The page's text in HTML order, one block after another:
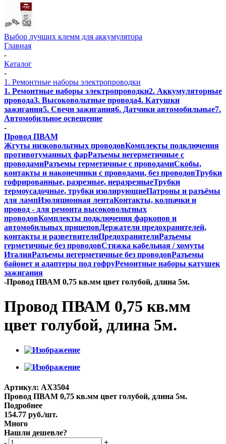
Выбор лучших клемм для аккумулятора
Главная
-
Каталог
-
1. Ремонтные наборы электропроводки
1. Ремонтные наборы электропроводки2. Аккумуляторные
провода3. Высоковольтные провода4. Катушки
зажигания5. Свечи зажигания6. Датчики автомобильные7.
Автомобильное освещение
-
Провод ПВАМ
Жгуты низковольтных проводовКомплекты подключения
противотуманных фарРазъемы негерметичные с
проводамиРазъемы герметичные с проводамиСкобы,
контакты и наконечники с проводами, без проводовТрубки
гофрированные, разрезные, неразрезныеТрубки
термоусадочные, трубки изолирующиеПатроны и разъёмы
для лампИзоляционная лентаКонтакты, колпачки и
провод - для ремонта высоковольтных
проводовКомплекты подключения фаркопов и
автомобильных прицеповДержатели предохранителей,
контакты и разветвителиПредохранителиРазъемы
герметичные без проводовСтяжка кабельная / хомуты
ИталияРазъемы негерметичные без проводовРазъемы
байонет и адаптеры под гофруРемонтные наборы катушек
зажигания
-Провод ПВАМ 0,75 кв.мм цвет голубой, длина 5м.
Провод ПВАМ 0,75 кв.мм
цвет голубой, длина 5м.
Артикул: AX3504
Провод ПВАМ 0,75 кв.мм цвет голубой, длина 5м.
Подробнее
154.77 руб./шт.
Много
Нашли дешевле?
-
+